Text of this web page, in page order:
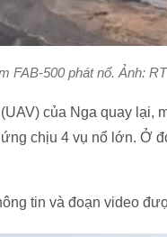
FAB-500 phát nổ. Ảnh: RT
của Nga quay lại,
chịu 4 vụ nổ lớn. Ở
tin và đoạn video